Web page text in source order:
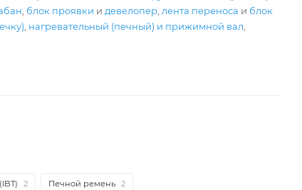
блок проявки и девелопер лента переноса и блок
нагревательный (печный) и прижимной вал
2 Печной ремень 2